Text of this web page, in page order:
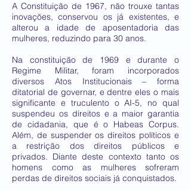
A Constituição de 1967, não trouxe tantas
inovações, conservou os já existentes, e
alterou a idade de aposentadoria das
mulheres, reduzindo para 30 anos.
Na constituição de 1969 e durante o
Regime Militar, foram incorporados
diversos Atos Institucionais – forma
ditatorial de governar, e dentre eles o mais
significante e truculento o AI-5, no qual
suspendeu os direitos e a maior garantia
de cidadania, que é o Habeas Corpus.
Além, de suspender os direitos políticos e
a restrição dos direitos públicos e
privados. Diante deste contexto tanto os
homens como as mulheres sofreram
perdas de direitos sociais já conquistados.